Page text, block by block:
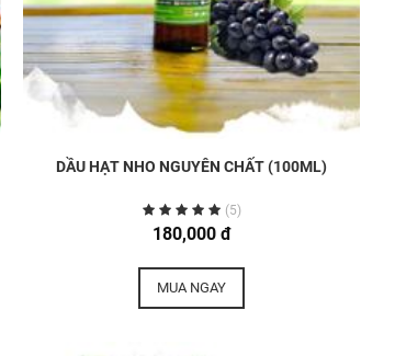
DẦU HẠT NHO NGUYÊN CHẤT (100ML)
(5)
180,000 đ
MUA NGAY